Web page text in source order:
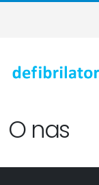
O nas